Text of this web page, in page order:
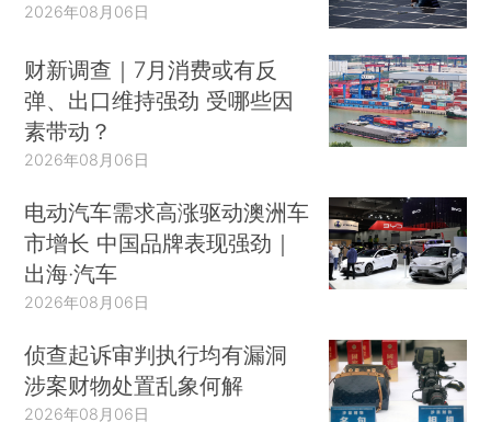
2026年08月06日
财新调查｜7月消费或有反
弹、出口维持强劲 受哪些因
素带动？
2026年08月06日
电动汽车需求高涨驱动澳洲车
市增长 中国品牌表现强劲｜
出海·汽车
2026年08月06日
侦查起诉审判执行均有漏洞
涉案财物处置乱象何解
2026年08月06日